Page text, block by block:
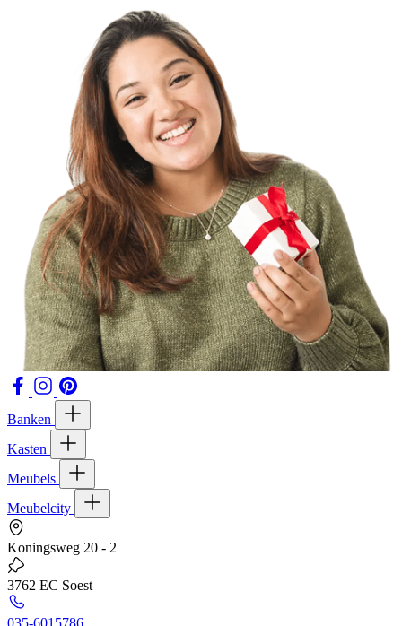
Banken
Kasten
Meubels
Meubelcity
Koningsweg 20 - 2
3762 EC Soest
035-6015786